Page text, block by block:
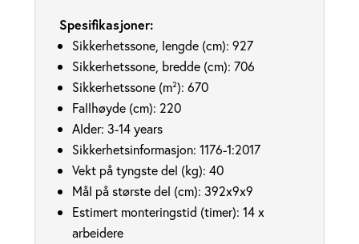
Spesifikasjoner:
Sikkerhetssone, lengde (cm): 927
Sikkerhetssone, bredde (cm): 706
Sikkerhetssone (m²): 670
Fallhøyde (cm): 220
Alder: 3-14 years
Sikkerhetsinformasjon: 1176-1:2017
Vekt på tyngste del (kg): 40
Mål på største del (cm): 392x9x9
Estimert monteringstid (timer): 14 x
arbeidere